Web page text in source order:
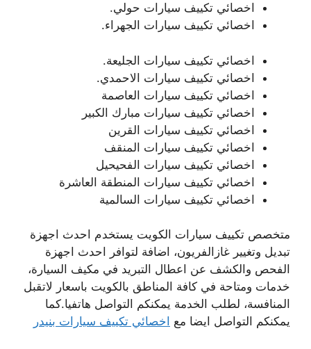
اخصائي تكييف سيارات حولي.
اخصائي تكييف سيارات الجهراء.
اخصائي تكييف سيارات الجليعة.
اخصائي تكييف سيارات الاحمدي.
اخصائي تكييف سيارات العاصمة
اخصائي تكييف سيارات مبارك الكبير
اخصائي تكييف سيارات القرين
اخصائي تكييف سيارات المنقف
اخصائي تكييف سيارات الفحيحيل
اخصائي تكييف سيارات المنطقة العاشرة
اخصائي تكييف سيارات السالمية
متخصص تكييف سيارات الكويت يستخدم احدث اجهزة
تبديل وتغيير غازالفريون، اضافة لتوافر احدث اجهزة
الفحص والكشف عن اعطال التبريد في مكيف السيارة،
خدمات ومتاحة في كافة المناطق بالكويت باسعار لاتقبل
المنافسة، لطلب الخدمة يمكنكم التواصل هاتفيا.كما
يمكنكم التواصل ايضا مع اخصائي تكييف سيارات بنيدر